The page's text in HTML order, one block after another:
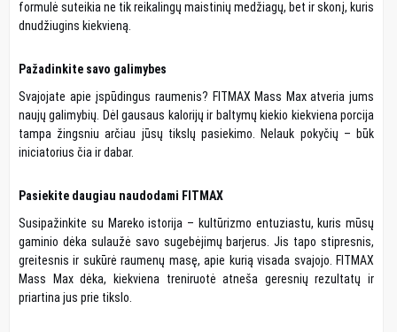
formulė suteikia ne tik reikalingų maistinių medžiagų, bet ir skonį, kuris
dnudžiugins kiekvieną.
Pažadinkite savo galimybes
Svajojate apie įspūdingus raumenis? FITMAX Mass Max atveria jums
naujų galimybių. Dėl gausaus kalorijų ir baltymų kiekio kiekviena porcija
tampa žingsniu arčiau jūsų tikslų pasiekimo. Nelauk pokyčių – būk
iniciatorius čia ir dabar.
Pasiekite daugiau naudodami FITMAX
Susipažinkite su Mareko istorija – kultūrizmo entuziastu, kuris mūsų
gaminio dėka sulaužė savo sugebėjimų barjerus. Jis tapo stipresnis,
greitesnis ir sukūrė raumenų masę, apie kurią visada svajojo. FITMAX
Mass Max dėka, kiekviena treniruotė atneša geresnių rezultatų ir
priartina jus prie tikslo.